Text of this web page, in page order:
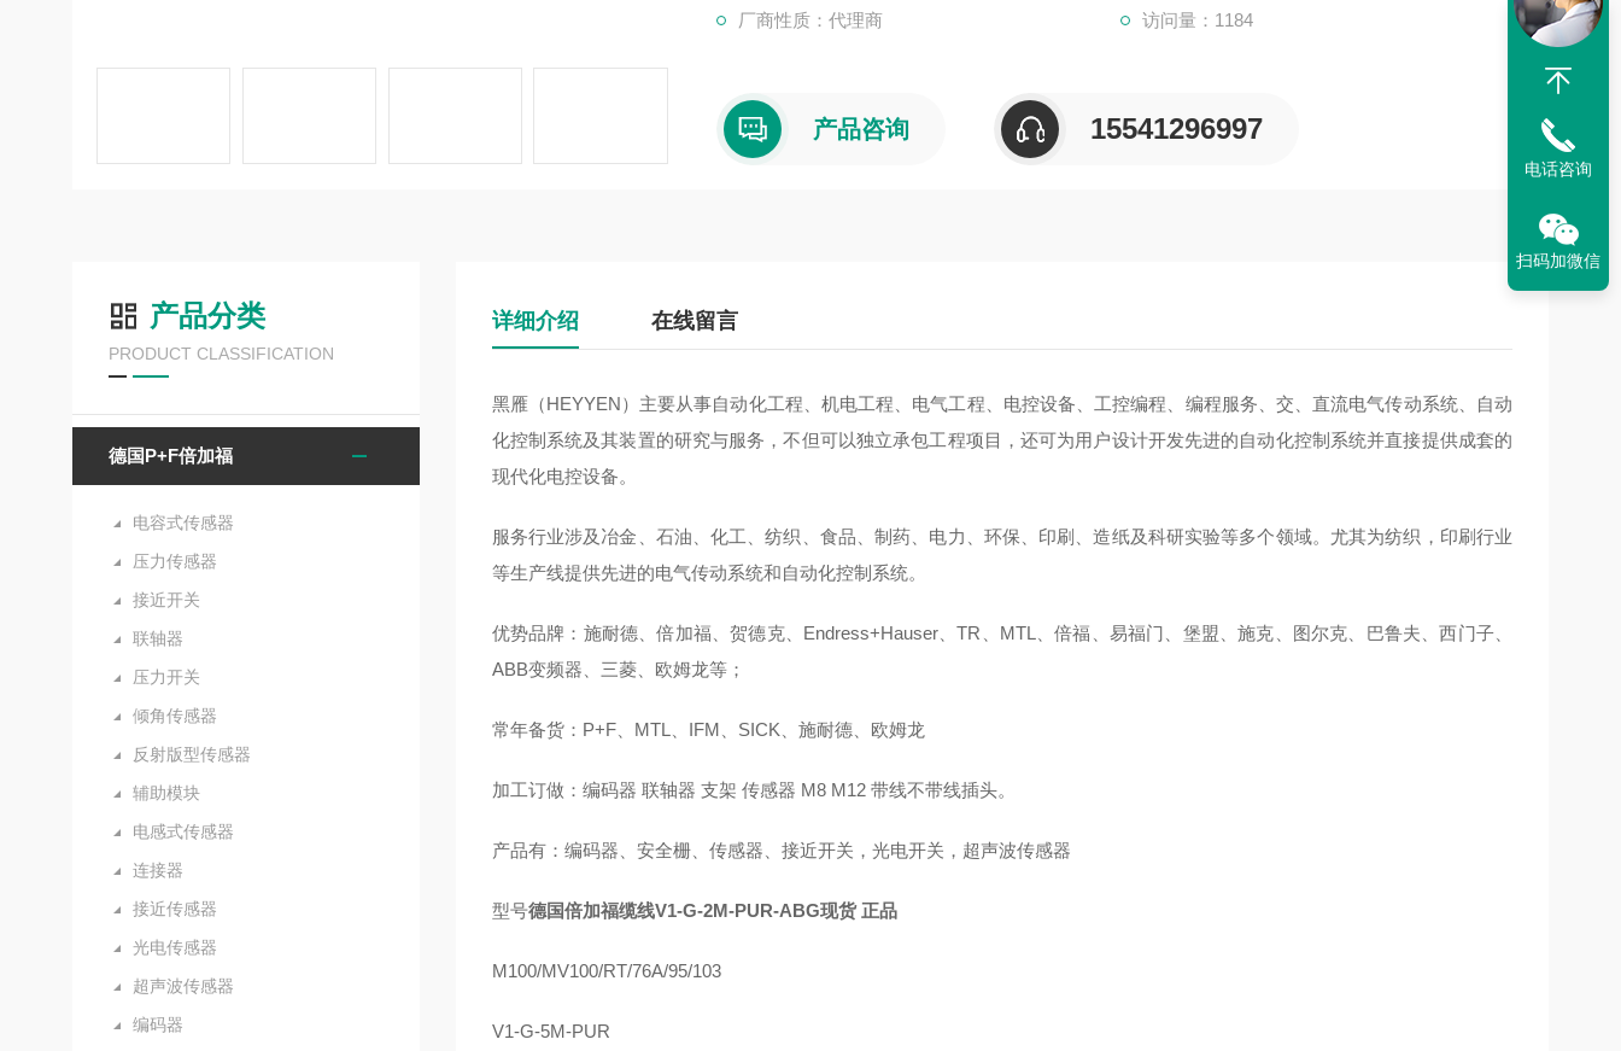
厂商性质：代理商 访问量：1184
产品咨询 15541296997
产品分类
PRODUCT CLASSIFICATION
德国P+F倍加福
电容式传感器
压力传感器
接近开关
联轴器
压力开关
倾角传感器
反射版型传感器
辅助模块
电感式传感器
连接器
接近传感器
光电传感器
超声波传感器
编码器
详细介绍 在线留言
黑雁（HEYYEN）主要从事自动化工程、机电工程、电气工程、电控设备、工控编程、编程服务、交、直流电气传动系统、自动
化控制系统及其装置的研究与服务，不但可以独立承包工程项目，还可为用户设计开发先进的自动化控制系统并直接提供成套的
现代化电控设备。
服务行业涉及冶金、石油、化工、纺织、食品、制药、电力、环保、印刷、造纸及科研实验等多个领域。尤其为纺织，印刷行业
等生产线提供先进的电气传动系统和自动化控制系统。
优势品牌：施耐德、倍加福、贺德克、Endress+Hauser、TR、MTL、倍福、易福门、堡盟、施克、图尔克、巴鲁夫、西门子、
ABB变频器、三菱、欧姆龙等；
常年备货：P+F、MTL、IFM、SICK、施耐德、欧姆龙
加工订做：编码器 联轴器 支架 传感器 M8 M12 带线不带线插头。
产品有：编码器、安全栅、传感器、接近开关，光电开关，超声波传感器
型号德国倍加福缆线V1-G-2M-PUR-ABG现货 正品
M100/MV100/RT/76A/95/103
V1-G-5M-PUR
电话咨询
扫码加微信